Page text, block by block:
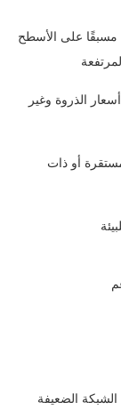
مسبقًا على الأسطح
الذروة وغير
أو ذات